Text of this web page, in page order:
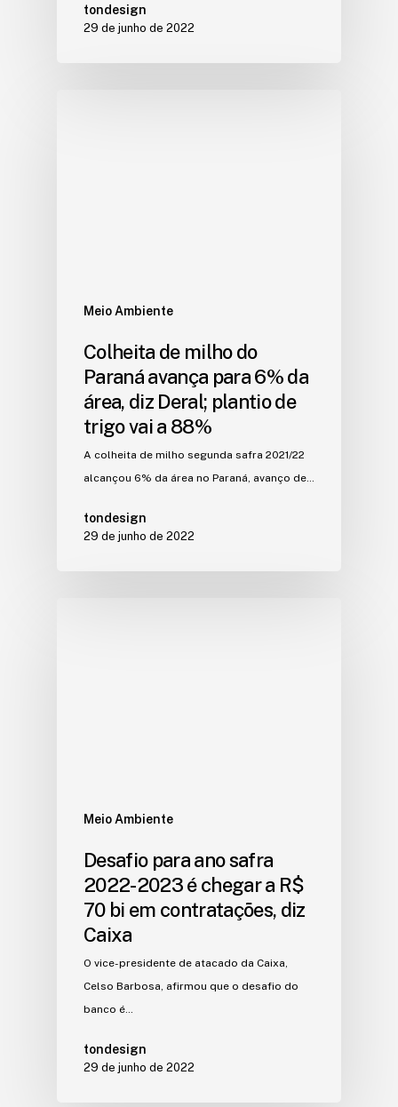
tondesign
29 de junho de 2022
Meio Ambiente
Colheita de milho do
Paraná avança para 6% da
área, diz Deral; plantio de
trigo vai a 88%
A colheita de milho segunda safra 2021/22
alcançou 6% da área no Paraná, avanço de…
tondesign
29 de junho de 2022
Meio Ambiente
Desafio para ano safra
2022-2023 é chegar a R$
70 bi em contratações, diz
Caixa
O vice-presidente de atacado da Caixa,
Celso Barbosa, afirmou que o desafio do
banco é…
tondesign
29 de junho de 2022